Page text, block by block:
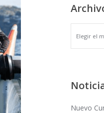
ARCHIVOS
Nuevo